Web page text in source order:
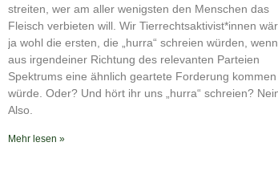
streiten, wer am aller wenigsten den Menschen das
Fleisch verbieten will. Wir Tierrechtsaktivist*innen
ja wohl die ersten, die „hurra“ schreien würden, wenn
aus irgendeiner Richtung des relevanten Parteien
Spektrums eine ähnlich geartete Forderung kommen
würde. Oder? Und hört ihr uns „hurra“ schreien?
Also.
Mehr lesen »